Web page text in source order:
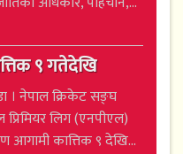
९ गतेदेखि
। नेपाल क्रिकेट सङ्घ
लिग (एनपीएल)
आगामी कात्तिक ९ देखि...